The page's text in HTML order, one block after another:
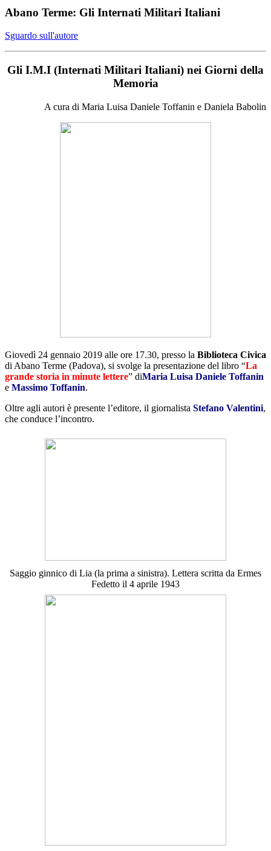
Abano Terme: Gli Internati Militari Italiani
Sguardo sull'autore
Gli I.M.I (Internati Militari Italiani) nei Giorni della
Memoria
A cura di Maria Luisa Daniele Toffanin e Daniela Babolin
Giovedì 24 gennaio 2019 alle ore 17.30, presso la Biblioteca Civica
di Abano Terme (Padova), si svolge la presentazione del libro “La
grande storia in minute lettere” diMaria Luisa Daniele Toffanin
e Massimo Toffanin.
Oltre agli autori è presente l’editore, il giornalista Stefano Valentini,
che conduce l’incontro.
Saggio ginnico di Lia (la prima a sinistra). Lettera scritta da Ermes
Fedetto il 4 aprile 1943